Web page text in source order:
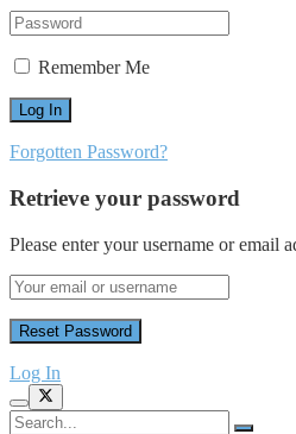
Remember Me
Forgotten Password?
Retrieve your password
Please enter your username or email
Log In